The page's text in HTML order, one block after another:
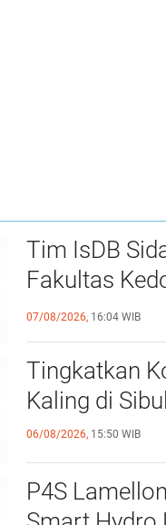
Tim IsDB
Fakultas
Krusial
07/08/2026, 16:04 WIB
Tingkatkan
Kaling di
06/08/2026, 15:50 WIB
P4S